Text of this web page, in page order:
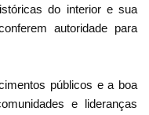
do interior e sua
autoridade para
públicos e a boa
e lideranças